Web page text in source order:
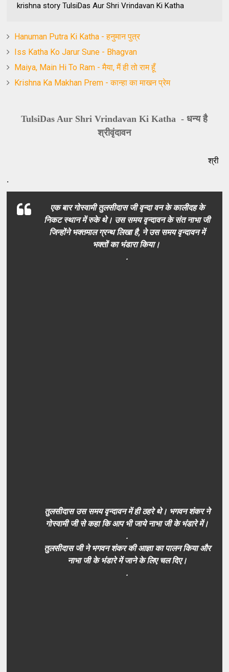
krishna story TulsiDas Aur Shri Vrindavan Ki Katha
Hanuman Putra Ki Katha - हनुमान पुत्र
Iss Katha Ko Jarur Sune - Bhagvan
Maiya, Main Hi To Ram - मैया, मैं ही तो राम हूँ
Krishna Ka Makhan Prem - कान्हा का माखन प्रेम
TulsiDas Aur Shri Vrindavan Ki Katha - धन्य है
श्रीवृंदावन
श्री कृष्णा
.
एक बार गोस्वामी तुलसीदास जी वृन्दा वन के कालीदह के
निकट स्थान में रुके थे। उस समय वृन्दावन के संत नाभा जी
जिन्होंने भक्तमाल ग्रन्थ लिखा है, ने उस समय वृन्दावन में
भक्तों का भंडारा किया।
.
तुलसीदास उस समय वृन्दावन में ही ठहरे थे। भगवन शंकर ने
गोस्वामी जी से कहा कि आप भी जाये नाभा जी के भंडारे में।
.
तुलसीदास जी ने भगवन शंकर की आज्ञा का पालन किया और
नाभा जी के भंडारे में जाने के लिए चल दिए।
.